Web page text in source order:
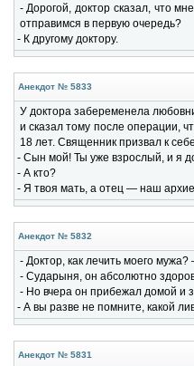
- Дорогой, доктор сказал, что
отправимся в первую очередь?
- К другому доктору.
Анекдот № 5833
У доктора забеременела
и сказал тому после операции,
18 лет. Священник призвал к
- Сын мой! Ты уже взрослый, и я
- А кто?
- Я твоя мать, а отец — наш
Анекдот № 5832
- Доктор, как лечить моего
- Сударыня, он абсолютно
- Но вчера он прибежал домой и
- А вы разве не помните, какой
Анекдот № 5831